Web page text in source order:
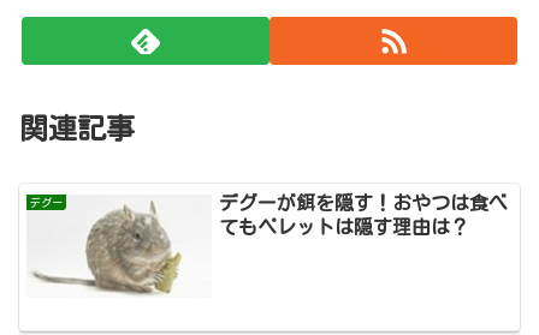
関連記事
デグー
デグーが餌を隠す！おやつは食べ
てもペレットは隠す理由は？